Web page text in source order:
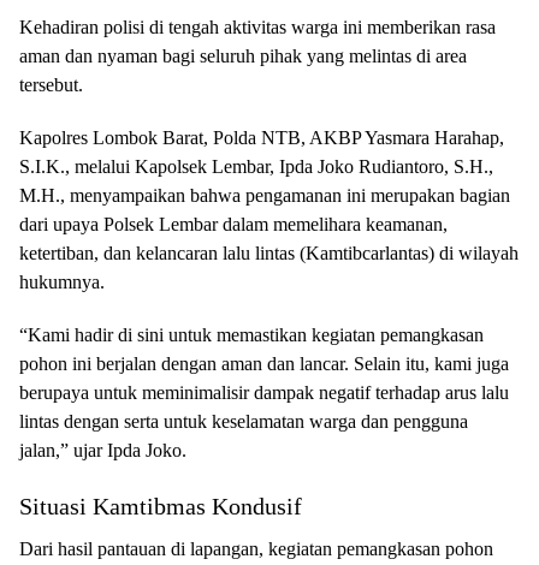
Kehadiran polisi di tengah aktivitas warga ini memberikan rasa
aman dan nyaman bagi seluruh pihak yang melintas di area
tersebut.
Kapolres Lombok Barat, Polda NTB, AKBP Yasmara Harahap,
S.I.K., melalui Kapolsek Lembar, Ipda Joko Rudiantoro, S.H.,
M.H., menyampaikan bahwa pengamanan ini merupakan bagian
dari upaya Polsek Lembar dalam memelihara keamanan,
ketertiban, dan kelancaran lalu lintas (Kamtibcarlantas) di wilayah
hukumnya.
“Kami hadir di sini untuk memastikan kegiatan pemangkasan
pohon ini berjalan dengan aman dan lancar. Selain itu, kami juga
berupaya untuk meminimalisir dampak negatif terhadap arus lalu
lintas dengan serta untuk keselamatan warga dan pengguna
jalan,” ujar Ipda Joko.
Situasi Kamtibmas Kondusif
Dari hasil pantauan di lapangan, kegiatan pemangkasan pohon